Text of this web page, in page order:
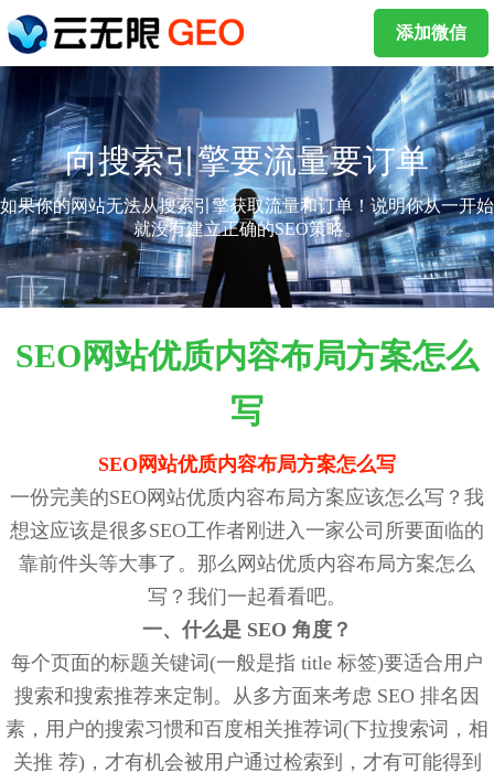
添加微信
向搜索引擎要流量要订单
如果你的网站无法从搜索引擎获取流量和订单！说明你从一开始
就没有建立正确的SEO策略。
SEO网站优质内容布局方案怎么
写
SEO网站优质内容布局方案怎么写
一份完美的SEO网站优质内容布局方案应该怎么写？我
想这应该是很多SEO工作者刚进入一家公司所要面临的
靠前件头等大事了。那么网站优质内容布局方案怎么
写？我们一起看看吧。
一、什么是 SEO 角度？
每个页面的标题关键词(一般是指 title 标签)要适合用户
搜索和搜索推荐来定制。从多方面来考虑 SEO 排名因
素，用户的搜索习惯和百度相关推荐词(下拉搜索词，相
关推 荐)，才有机会被用户通过检索到，才有可能得到